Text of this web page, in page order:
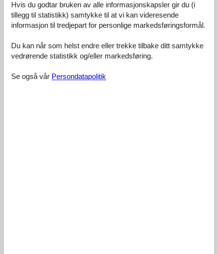
4,5 april 2026
gefühlt, die Möbel waren einladend und stylisch.
5,0
Hvis du godtar bruken av alle informasjonskapsler gir du (i
tillegg til statistikk) samtykke til at vi kan videresende
informasjon til tredjepart for personlige markedsføringsformål.
Du kan når som helst endre eller trekke tilbake ditt samtykke
vedrørende statistikk og/eller markedsføring.
Se også vår Persondatapolitik